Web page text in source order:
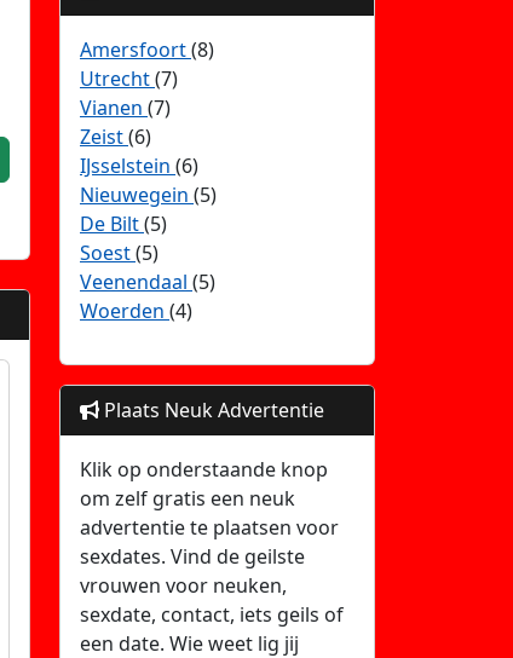
Amersfoort(8)
Utrecht(7)
Vianen (7)
Zeist(6)
IJsselstein (6)
Nieuwegein (5)
De Bilt(5)
Soest(5)
Veenendaal (5)
Woerden (4)
Plaats Neuk Advertentie
Klik op onderstaande knop
om zelf gratis een neuk
advertentie te plaatsen voor
sexdates. Vind de geilste
vrouwen voor neuken,
sexdate, contact, iets geils of
een date. Wie weet lig jij